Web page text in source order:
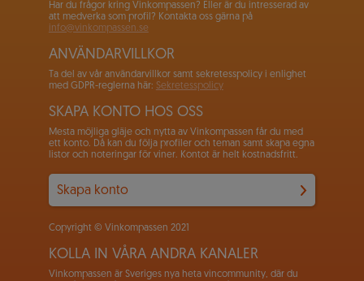
Har du frågor kring Vinkompassen? Eller är du intresserad av
att medverka som profil? Kontakta oss gärna på
info@vinkompassen.se
ANVÄNDARVILLKOR
Ta del av vår användarvillkor samt sekretesspolicy i enlighet
med GDPR-reglerna här: Sekretesspolicy
SKAPA KONTO HOS OSS
Mesta möjliga gläje och nytta av Vinkompassen får du med
ett konto. Då kan du följa profiler och teman samt skapa egna
listor och noteringar för viner. Kontot är helt kostnadsfritt.
Skapa konto
Copyright © Vinkompassen 2021
KOLLA IN VÅRA ANDRA KANALER
Vinkompassen är Sveriges nya heta vincommunity, där du